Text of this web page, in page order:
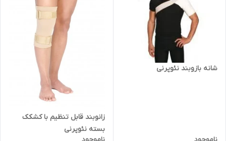
شانه بازوبند نئوپرنی
زانوبند قابل تنظیم با کشکک
بسته نئوپرنی